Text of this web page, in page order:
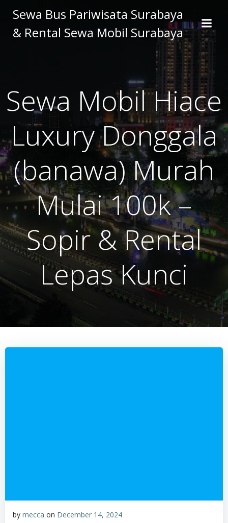
to
content
Sewa Bus Pariwisata Surabaya
& Rental Sewa Mobil Surabaya
Sewa Mobil Hiace
Luxury Donggala
(banawa) Murah
Mulai 100k –
Sopir & Rental
Lepas Kunci
by mecca on December 14, 2024